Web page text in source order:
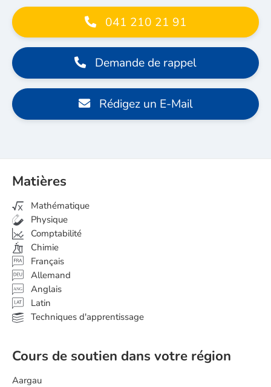
041 210 21 91
Demande de rappel
Rédigez un E-Mail
Matières
Mathématique
Physique
Comptabilité
Chimie
Français
Allemand
ANG
Anglais
Latin
Techniques d'apprentissage
Cours de soutien dans votre région
Aargau